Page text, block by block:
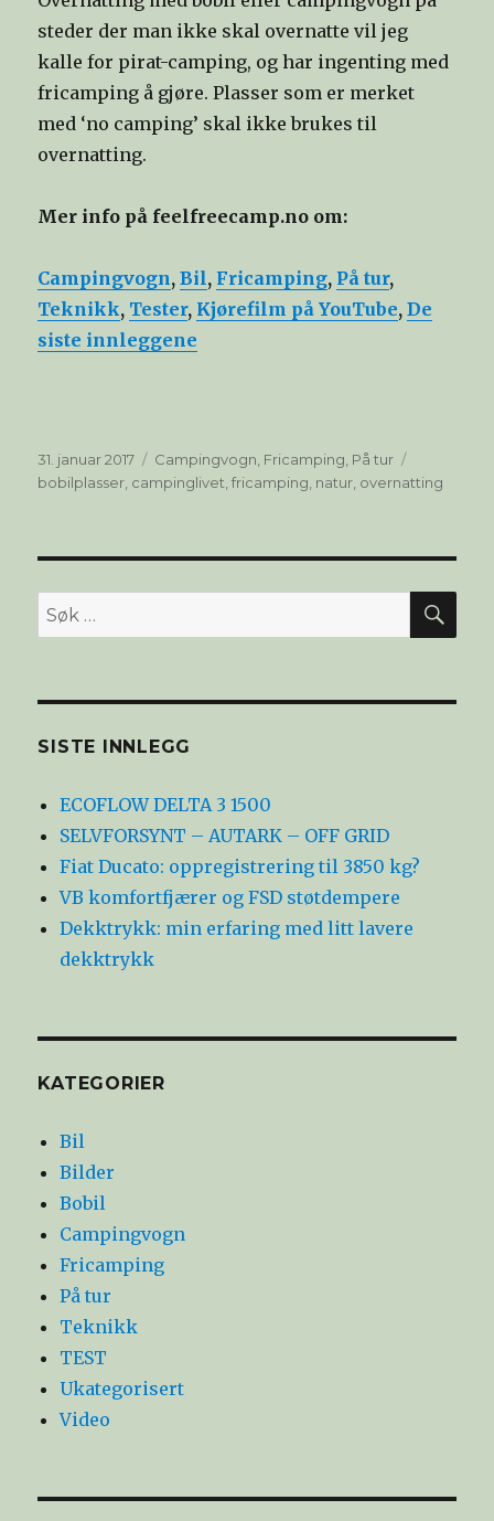
steder der man ikke skal overnatte vil jeg
kalle for pirat-camping, og har ingenting med
fricamping å gjøre. Plasser som er merket
med ‘no camping’ skal ikke brukes til
overnatting.
Mer info på feelfreecamp.no om:
Campingvogn,Bil, Fricamping, På tur,
Teknikk, Tester, Kjørefilm på YouTube,De
siste innleggene
Publisert
31. januar 2017 Kategorier
Campingvogn Fricamping På tur
bobilplasser campinglivet ,fricamping natur overnatting
Søk
etter:
SISTE INNLEGG
ECOFLOW DELTA 3 1500
SELVFORSYNT – AUTARK – OFF GRID
Fiat Ducato: oppregistrering til 3850 kg?
VB komfortfjærer og FSD støtdempere
Dekktrykk: min erfaring med litt lavere
dekktrykk
KATEGORIER
Bil
Bilder
Bobil
Campingvogn
Fricamping
På tur
Teknikk
TEST
Ukategorisert
Video